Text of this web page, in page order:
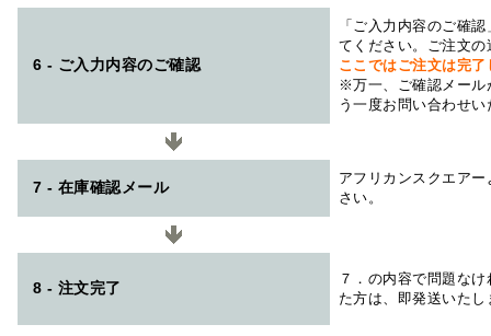
6 - ご入力内容のご確認
「ご入力内容のご確
てください。ご注文
ここではご注文は完
※万一、ご確認メール
う一度お問い合わせ
7 - 在庫確認メール
アフリカンスクエアー
さい。
8 - 注文完了
７．の内容で問題な
た方は、即発送いたし